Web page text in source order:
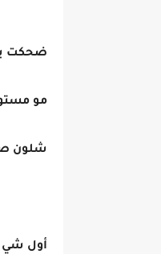
ضحكت
مو
شلون
أول شي